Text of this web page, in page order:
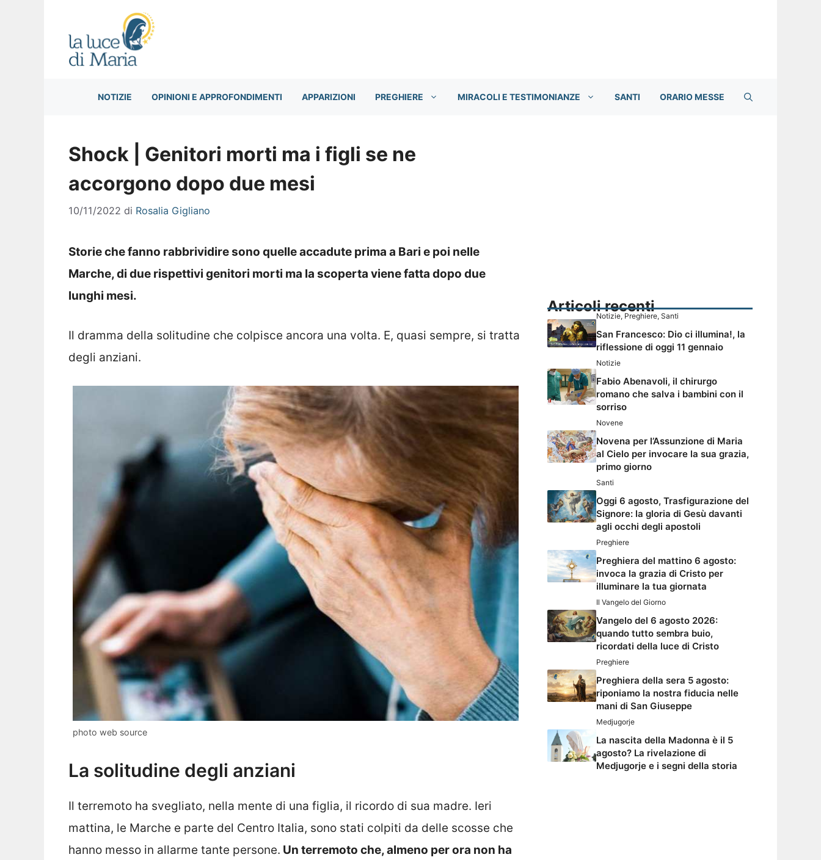
NOTIZIE OPINIONI E APPROFONDIMENTI APPARIZIONI PREGHIERE MIRACOLI E TESTIMONIANZE SANTI ORARIO MESSE
Shock | Genitori morti ma i figli se ne
accorgono dopo due mesi
10/11/2022 di Rosalia Gigliano
Storie che fanno rabbrividire sono quelle accadute prima a Bari e poi nelle
Marche, di due rispettivi genitori morti ma la scoperta viene fatta dopo due
lunghi mesi.
Il dramma della solitudine che colpisce ancora una volta. E, quasi sempre, si tratta
degli anziani.
photo web source
La solitudine degli anziani
Il terremoto ha svegliato, nella mente di una figlia, il ricordo di sua madre. Ieri
mattina, le Marche e parte del Centro Italia, sono stati colpiti da delle scosse che
hanno messo in allarme tante persone. Un terremoto che, almeno per ora non ha
Articoli recenti
Notizie, Preghiere, Santi
San Francesco: Dio ci illumina!, la
riflessione di oggi 11 gennaio
Notizie
Fabio Abenavoli, il chirurgo
romano che salva i bambini con il
sorriso
Novene
Novena per l’Assunzione di Maria
al Cielo per invocare la sua grazia,
primo giorno
Santi
Oggi 6 agosto, Trasfigurazione del
Signore: la gloria di Gesù davanti
agli occhi degli apostoli
Preghiere
Preghiera del mattino 6 agosto:
invoca la grazia di Cristo per
illuminare la tua giornata
Il Vangelo del Giorno
Vangelo del 6 agosto 2026:
quando tutto sembra buio,
ricordati della luce di Cristo
Preghiere
Preghiera della sera 5 agosto:
riponiamo la nostra fiducia nelle
mani di San Giuseppe
Medjugorje
La nascita della Madonna è il 5
agosto? La rivelazione di
Medjugorje e i segni della storia